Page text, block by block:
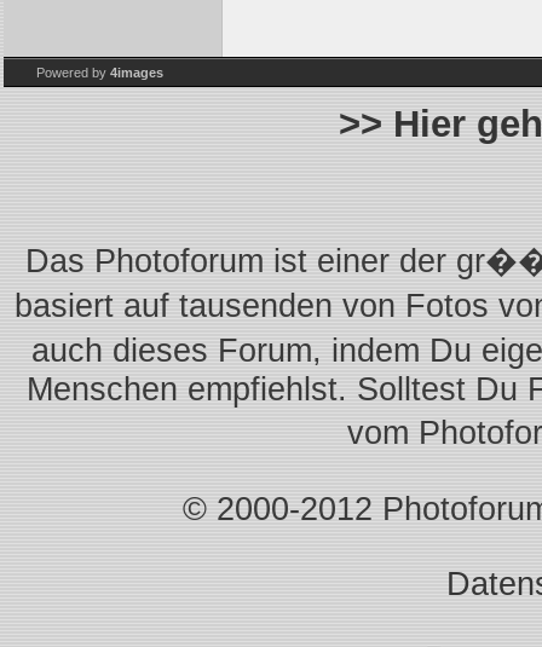
Powered by 4images
>> Hier
Das Photoforum ist einer der
basiert auf tausenden von Fotos
auch dieses Forum, indem Du
Menschen empfiehlst. Solltest Du
vom
© 2000-2012